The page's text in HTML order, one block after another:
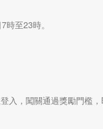
至23時。
入，闖關通過獎勵門檻